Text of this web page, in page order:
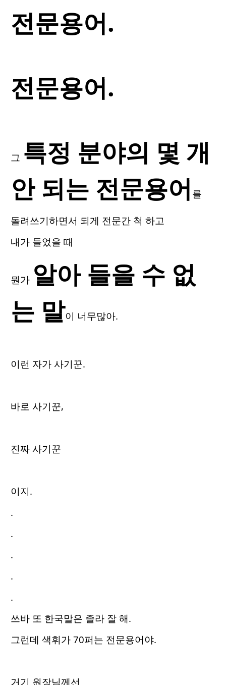
전문용어.
전문용어.
그 특정 분야의 몇 개
안 되는 전문용어 를
돌려쓰기하면서 되게 전문간 척 하고
내가 들었을 때
뭔가 알아 들을 수 없
는 말이 너무많아.
이런 자가 사기꾼.
바로 사기꾼,
진짜 사기꾼
이지.
.
.
.
.
.
쓰바 또 한국말은 졸라 잘 해.
그런데 색휘가 70퍼는 전문용어야.
거기 원장님께선